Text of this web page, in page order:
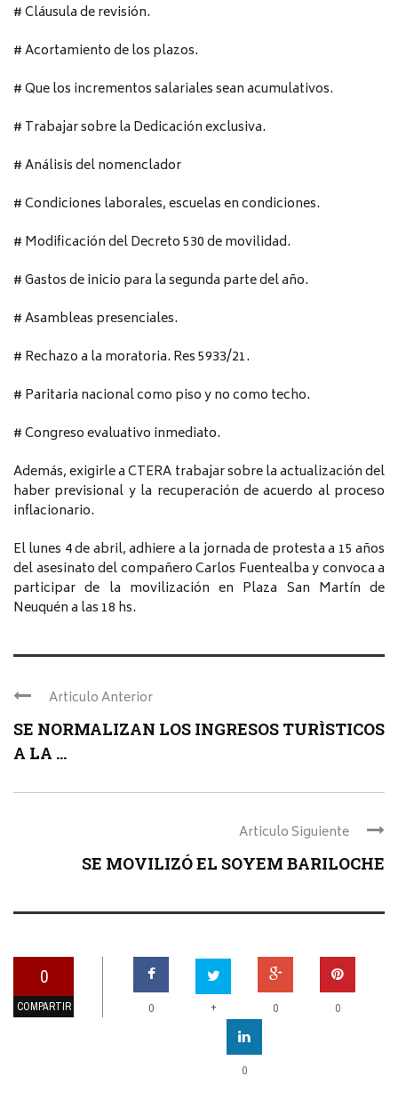
# Cláusula de revisión.
# Acortamiento de los plazos.
# Que los incrementos salariales sean acumulativos.
# Trabajar sobre la Dedicación exclusiva.
# Análisis del nomenclador
# Condiciones laborales, escuelas en condiciones.
# Modificación del Decreto 530 de movilidad.
# Gastos de inicio para la segunda parte del año.
# Asambleas presenciales.
# Rechazo a la moratoria. Res 5933/21.
# Paritaria nacional como piso y no como techo.
# Congreso evaluativo inmediato.
Además, exigirle a CTERA trabajar sobre la actualización del
haber previsional y la recuperación de acuerdo al proceso
inflacionario.
El lunes 4 de abril, adhiere a la jornada de protesta a 15 años
del asesinato del compañero Carlos Fuentealba y convoca a
participar de la movilización en Plaza San Martín de
Neuquén a las 18 hs.
Articulo Anterior
SE NORMALIZAN LOS INGRESOS TURÌSTICOS
A LA ...
Articulo Siguiente
SE MOVILIZÓ EL SOYEM BARILOCHE
0
COMPARTIR 0 + 0 0
0